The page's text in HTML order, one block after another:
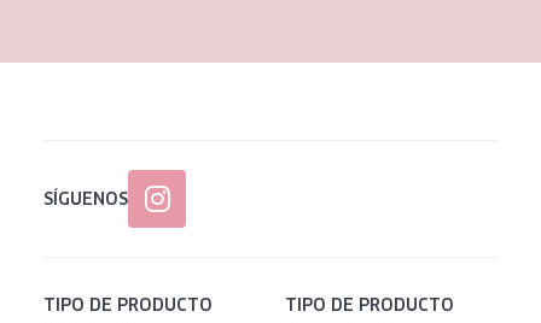
Todas las edades
SÍGUENOS
TIPO DE PRODUCTO TIPO DE PRODUCTO